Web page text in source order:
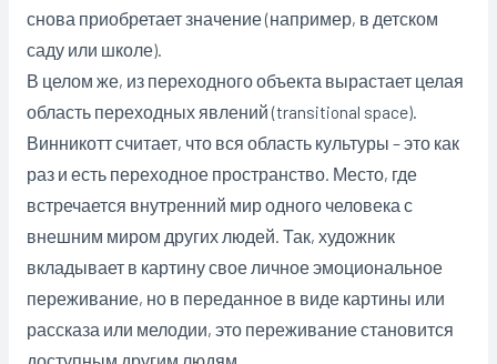
снова приобретает значение (например, в детском
саду или школе).
В целом же, из переходного объекта вырастает целая
область переходных явлений (transitional space).
Винникотт считает, что вся область культуры – это как
раз и есть переходное пространство. Место, где
встречается внутренний мир одного человека с
внешним миром других людей. Так, художник
вкладывает в картину свое личное эмоциональное
переживание, но в переданное в виде картины или
рассказа или мелодии, это переживание становится